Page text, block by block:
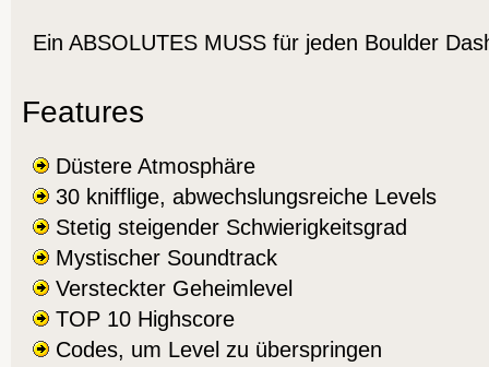
Ein ABSOLUTES MUSS für jeden Boulder
Features
Düstere Atmosphäre
30 knifflige, abwechslungsreiche Levels
Stetig steigender Schwierigkeitsgrad
Mystischer Soundtrack
Versteckter Geheimlevel
TOP 10 Highscore
Codes, um Level zu überspringen